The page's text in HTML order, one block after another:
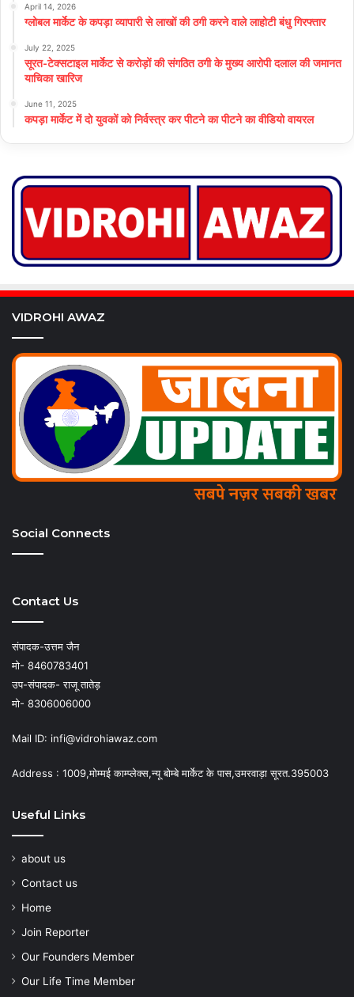
April 14, 2026
ग्लोबल मार्केट के कपड़ा व्यापारी से लाखों की ठगी करने वाले लाहोटी बंधु गिरफ्तार
July 22, 2025
सूरत-टेक्सटाइल मार्केट से करोड़ों की संगठित ठगी के मुख्य आरोपी दलाल की जमानत
याचिका खारिज
June 11, 2025
कपड़ा मार्केट में दो युवकों को निर्वस्त्र कर पीटने का पीटने का वीडियो वायरल
VIDROHI AWAZ
Social Connects
Contact Us
संपादक-उत्तम जैन
मो- 8460783401
उप-संपादक- राजू तातेड़
मो- 8306006000
Mail ID: infi@vidrohiawaz.com
Address : 1009,मोम्मई काम्प्लेक्स,न्यू बोम्बे मार्केट के पास,उमरवाड़ा सूरत.395003
Useful Links
about us
Contact us
Home
Join Reporter
Our Founders Member
Our Life Time Member